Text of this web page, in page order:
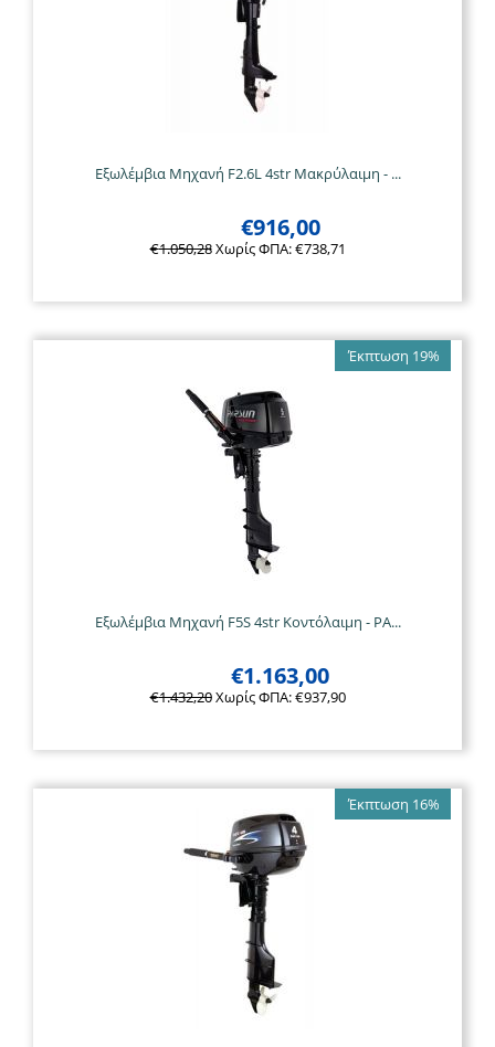
Εξωλέμβια Μηχανή F2.6L 4str Μακρύλαιμη - ...
€1.050,28
€916,00
Χωρίς ΦΠΑ:€738,71
Έκπτωση 19%
Εξωλέμβια Μηχανή F5S 4str Κοντόλαιμη - PA...
€1.432,20
€1.163,00
Χωρίς ΦΠΑ:€937,90
Έκπτωση 16%